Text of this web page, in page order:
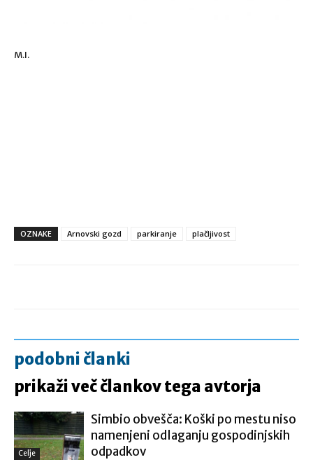
M.I.
OZNAKE Arnovski gozd parkiranje plačljivost
podobni članki
prikaži več člankov tega avtorja
Celje
Simbio obvešča: Koški po mestu niso
namenjeni odlaganju gospodinjskih
odpadkov